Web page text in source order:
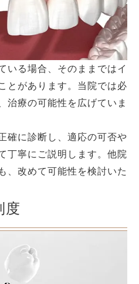
いる場合、そのままではイ
とがあります。当院では必
治療の可能性を広げていま
確に診断し、適応の可否や
丁寧にご説明します。他院
、改めて可能性を検討いた
度